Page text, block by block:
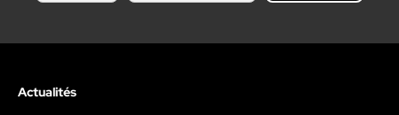
Actualités